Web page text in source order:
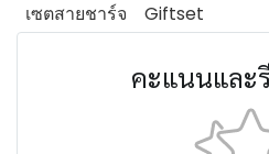
เซตสายชาร์จ
Giftset
คะแนนและ